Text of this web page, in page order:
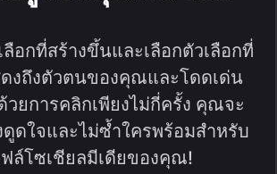
อกที่สร้างขึ้นและเลือกตัวเลือกที่
งถึงตัวตนของคุณและโดดเด่น
ยการคลิกเพียงไม่กี่ครั้ง คุณจะ
ดใจและไม่ซ้ำใครพร้อมสำหรับ
ล์โซเชียลมีเดียของคุณ!